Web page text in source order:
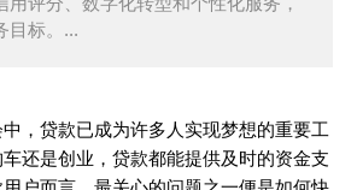
目标。...
，贷款已成为许多人实现梦想的重要工
还是创业，贷款都能提供及时的资金支